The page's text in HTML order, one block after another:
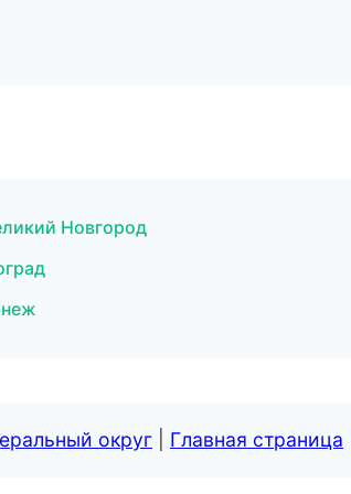
Новгород
округ Главная страница